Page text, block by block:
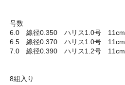
号数
6.0 線径0.350 ハリス1.0号 11cm
6.5 線径0.370 ハリス1.0号 11cm
7.0 線径0.390 ハリス1.2号 11cm
8組入り